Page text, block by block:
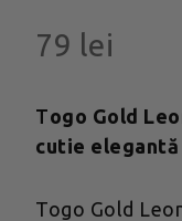
79 lei
Togo Gold
cutie elegantă
Togo Gold